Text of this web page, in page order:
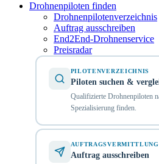
Drohnenpiloten finden
Drohnenpilotenverzeichnis
Auftrag ausschreiben
End2End-Drohnenservice
Preisradar
PILOTENVERZEICHNIS
Piloten suchen &
Qualifizierte Drohnenpiloten
Spezialisierung finden.
AUFTRAGSVERMITTLUNG
Auftrag ausschreiben